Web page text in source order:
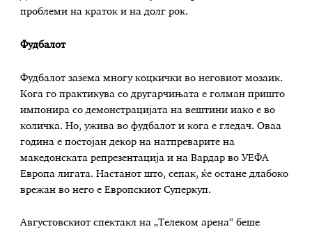
проблеми на краток и на долг рок.
Фудбалот
Фудбалот зазема многу коцкички во неговиот мозаик.
Кога го практикува со другарчињата е голман пришто
импонира со демонстрацијата на вештини иако е во
количка. Но, ужива во фудбалот и кога е гледач. Оваа
година е постојан декор на натпреварите на
македонската репрезентација и на Вардар во УЕФА
Европа лигата. Настанот што, сепак, ќе остане длабоко
врежан во него е Европскиот Суперкуп.
Августовскиот спектакл на „Телеком арена“ беше